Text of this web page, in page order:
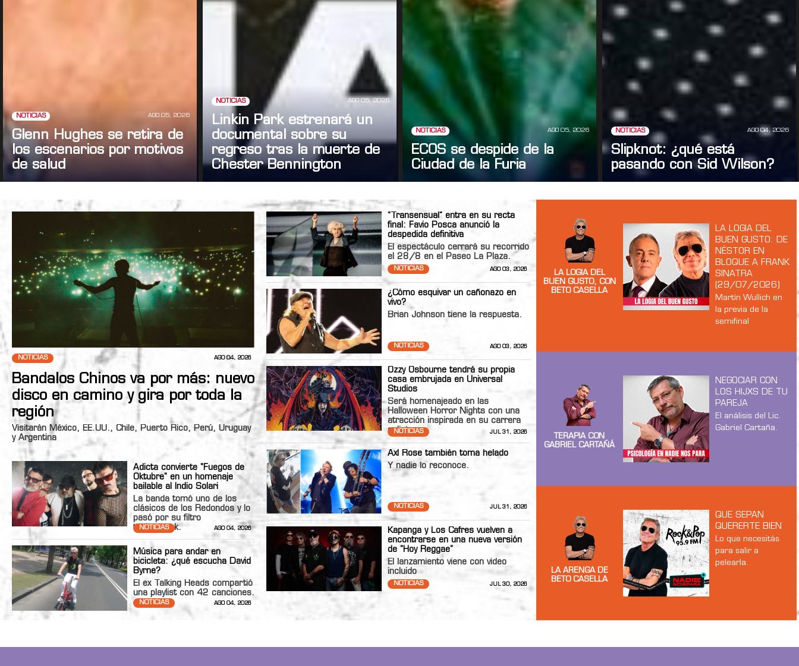
NOTICIAS AGO 05, 2026
Glenn Hughes se retira de
los escenarios por motivos
de salud
NOTICIAS AGO 05, 2026
Linkin Park estrenará un
documental sobre su
regreso tras la muerte de
Chester Bennington
NOTICIAS AGO 05, 2026
ECOS se despide de la
Ciudad de la Furia
NOTICIAS AGO 04, 2026
Slipknot: ¿qué está
pasando con Sid Wilson?
NOTICIAS AGO 04, 2026
Bandalos Chinos va por más: nuevo
disco en camino y gira por toda la
región
Visitarán México, EE.UU., Chile, Puerto Rico, Perú, Uruguay
y Argentina
Adicta convierte "Fuegos de
Oktubre" en un homenaje
bailable al Indio Solari
La banda tomó uno de los
clásicos de los Redondos y lo
pasó por su filtro
technopunk.
NOTICIAS AGO 04, 2026
Música para andar en
bicicleta: ¿qué escucha David
Byrne?
El ex Talking Heads compartió
una playlist con 42 canciones.
NOTICIAS AGO 04, 2026
“Transensual” entra en su recta
final: Favio Posca anunció la
despedida definitiva
El espectáculo cerrará su recorrido
el 28/8 en el Paseo La Plaza.
NOTICIAS AGO 03, 2026
¿Cómo esquivar un cañonazo en
vivo?
Brian Johnson tiene la respuesta.
NOTICIAS AGO 03, 2026
Ozzy Osbourne tendrá su propia
casa embrujada en Universal
Studios
Será homenajeado en las
Halloween Horror Nights con una
atracción inspirada en su carrera
solista.
NOTICIAS JUL 31, 2026
Axl Rose también toma helado
Y nadie lo reconoce.
NOTICIAS JUL 31, 2026
Kapanga y Los Cafres vuelven a
encontrarse en una nueva versión
de "Hoy Reggae"
El lanzamiento viene con video
incluido
NOTICIAS JUL 30, 2026
LA LOGIA DEL
BUEN GUSTO, CON
BETO CASELLA
LA LOGIA DEL
BUEN GUSTO: DE
NÉSTOR EN
BLOQUE A FRANK
SINATRA
(29/07/2026)
Martín Wullich en
la previa de la
semifinal
TERAPIA CON
GABRIEL CARTAÑÁ
NEGOCIAR CON
LOS HIJXS DE TU
PAREJA
El análisis del Lic.
Gabriel Cartaña.
LA ARENGA DE
BETO CASELLA
QUE SEPAN
QUERERTE BIEN
Lo que necesitás
para salir a
pelearla.